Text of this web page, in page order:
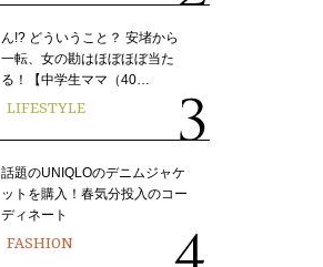
ん!? どういうこと？ 安堵から
一転、女の勘はほぼほぼ当た
る！【中学生ママ（40…
LIFESTYLE
話題のUNIQLOのデニムジャケ
ットを購入！春気分投入のコー
ディネート
FASHION